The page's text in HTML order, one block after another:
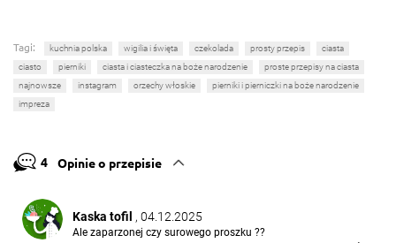
Tagi: kuchnia polska wigilia i święta czekolada prosty przepis
ciasta
ciasto
pierniki ciasta i ciasteczka na boże narodzenie
proste przepisy na ciasta
najnowsze
instagram orzechy włoskie
pierniki i pierniczki na boże narodzenie
impreza
4 Opinie o przepisie
Kaska tofil , 04.12.2025
Ale zaparzonej czy surowego proszku ??